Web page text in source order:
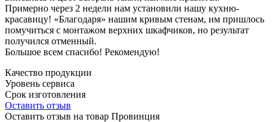
Примерно через 2 недели нам установили нашу кухню-
красавицу! «Благодаря» нашим кривым стенам, им пришлось
помучиться с монтажом верхних шкафчиков, но результат
получился отменный.
Большое всем спасибо! Рекомендую!
Качество продукции
Уровень сервиса
Срок изготовления
Оставить отзыв
Оставить отзыв на товар Провинция